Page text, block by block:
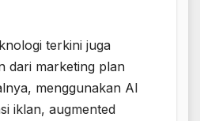
terkini juga
dari marketing plan
menggunakan AI
iklan, augmented